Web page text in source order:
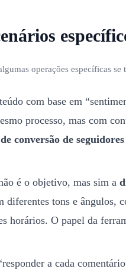
operações específicas se
com base em
processo, mas com
conversão de
é o objetivo, mas sim a
tons e ângulos,
horários. O papel da
a cada